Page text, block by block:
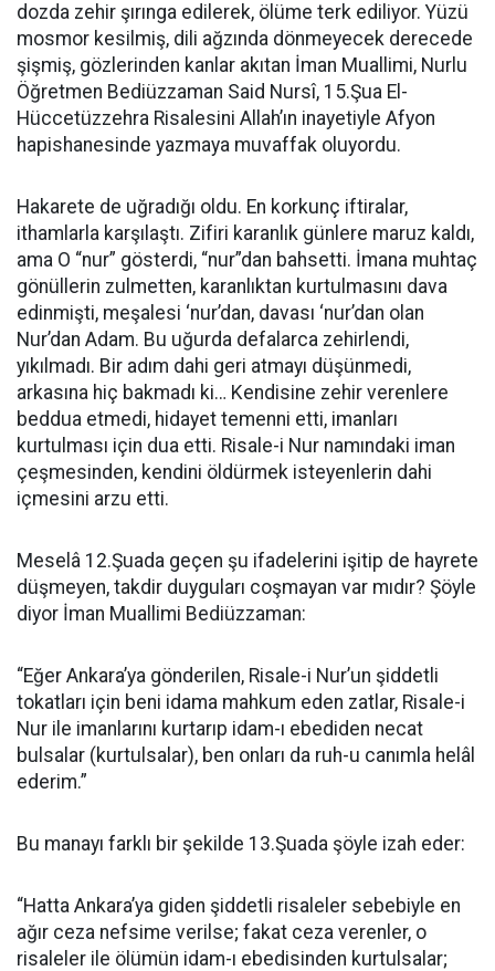
dozda zehir şırınga edilerek, ölüme terk ediliyor. Yüzü
mosmor kesilmiş, dili ağzında dönmeyecek derecede
şişmiş, gözlerinden kanlar akıtan İman Muallimi, Nurlu
Öğretmen Bediüzzaman Said Nursî, 15.Şua El-
Hüccetüzzehra Risalesini Allah’ın inayetiyle Afyon
hapishanesinde yazmaya muvaffak oluyordu.
Hakarete de uğradığı oldu. En korkunç iftiralar,
ithamlarla karşılaştı. Zifiri karanlık günlere maruz kaldı,
ama O “nur” gösterdi, “nur”dan bahsetti. İmana muhtaç
gönüllerin zulmetten, karanlıktan kurtulmasını dava
edinmişti, meşalesi ‘nur’dan, davası ‘nur’dan olan
Nur’dan Adam. Bu uğurda defalarca zehirlendi,
yıkılmadı. Bir adım dahi geri atmayı düşünmedi,
arkasına hiç bakmadı ki… Kendisine zehir verenlere
beddua etmedi, hidayet temenni etti, imanları
kurtulması için dua etti. Risale-i Nur namındaki iman
çeşmesinden, kendini öldürmek isteyenlerin dahi
içmesini arzu etti.
Meselâ 12.Şuada geçen şu ifadelerini işitip de hayrete
düşmeyen, takdir duyguları coşmayan var mıdır? Şöyle
diyor İman Muallimi Bediüzzaman:
“Eğer Ankara’ya gönderilen, Risale-i Nur’un şiddetli
tokatları için beni idama mahkum eden zatlar, Risale-i
Nur ile imanlarını kurtarıp idam-ı ebediden necat
bulsalar (kurtulsalar), ben onları da ruh-u canımla helâl
ederim.”
Bu manayı farklı bir şekilde 13.Şuada şöyle izah eder:
“Hatta Ankara’ya giden şiddetli risaleler sebebiyle en
ağır ceza nefsime verilse; fakat ceza verenler, o
risaleler ile ölümün idam-ı ebedisinden kurtulsalar;